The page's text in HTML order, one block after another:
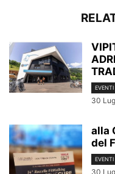
30
alla
del
30